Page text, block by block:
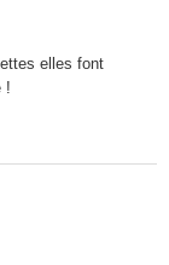
elles font
!